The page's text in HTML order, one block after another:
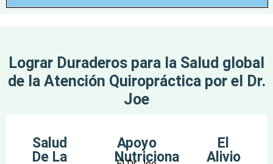
Lograr Duraderos para la Salud global
de la Atención Quiropráctica por el Dr.
Joe
Salud
De La
Apoyo
Nutricional
El
Alivio